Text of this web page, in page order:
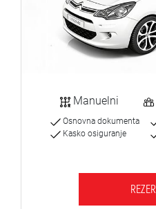
Manuelni
Osnovna dokumenta
Kasko osiguranje